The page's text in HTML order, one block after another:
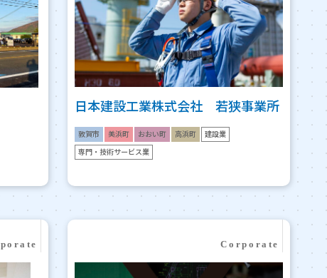
日本建設工業株式会社 若狭事業所
敦賀市 美浜町 おおい町 高浜町 建設業
専門・技術サービス業